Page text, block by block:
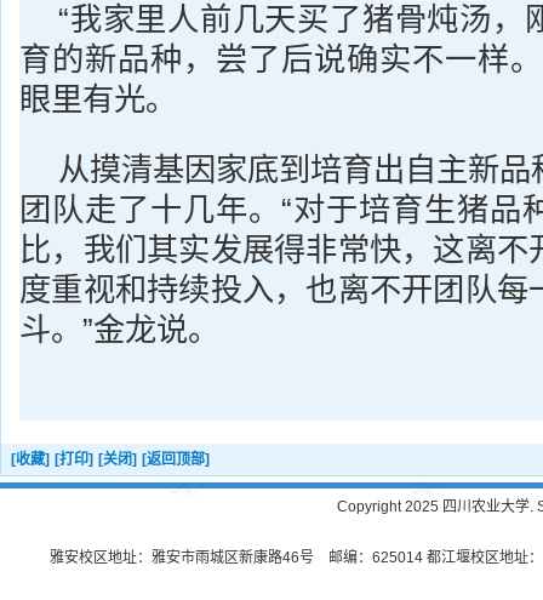
“我家里人前几天买了猪骨炖汤，
育的新品种，尝了后说确实不一样
眼里有光。
从摸清基因家底到培育出自主新
团队走了十几年。“对于培育生猪品
比，我们其实发展得非常快，这离不
度重视和持续投入，也离不开团队每
斗。”金龙说。
[收藏] [打印] [关闭] [返回顶部]
Copyright 2025 四川农业大学.
雅安校区地址：雅安市雨城区新康路46号 邮编：625014 都江堰校区地址